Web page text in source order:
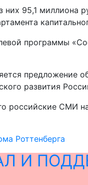
95,1 миллиона
программы
предложение
развития
российские СМИ
Роттенберга
И